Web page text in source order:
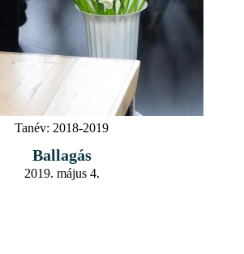
Tanév: 2018-2019
Ballagás
2019. május 4.